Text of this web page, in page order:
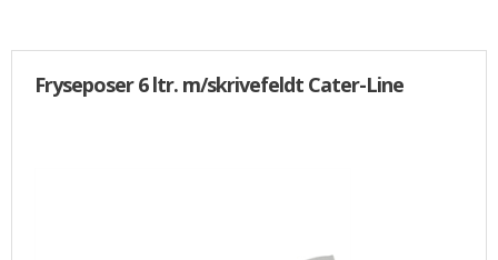
Fryseposer 6 ltr. m/skrivefeldt Cater-Line